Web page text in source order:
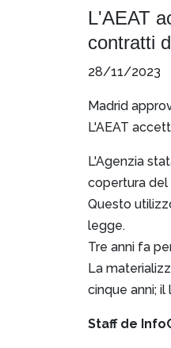
L'AEAT
contratti
28/11/2023
Madrid
L'AEAT
L'Agenzia
copertura del
Questo
legge.
Tre anni fa
La
cinque anni;
Staff de